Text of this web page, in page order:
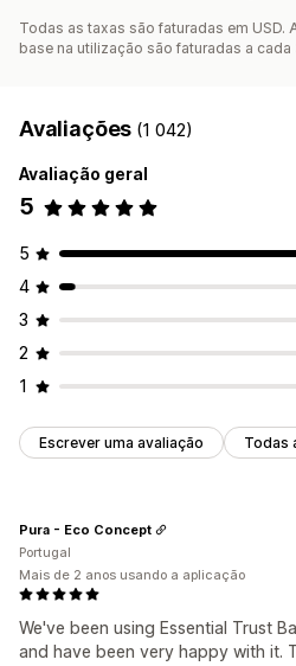
Todas as taxas são faturadas em USD.
base na utilização são faturadas a cada
Avaliações (1 042)
Avaliação geral
5
5
4
3
2
1
Escrever uma avaliação Todas
We've been using Essential Trust
and have been very happy with it.
Pura - Eco Concept
Portugal
Mais de 2 anos usando a aplicação